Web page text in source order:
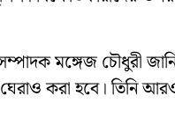
মঙ্গেজ চৌধুরী
করা হবে। তিনি